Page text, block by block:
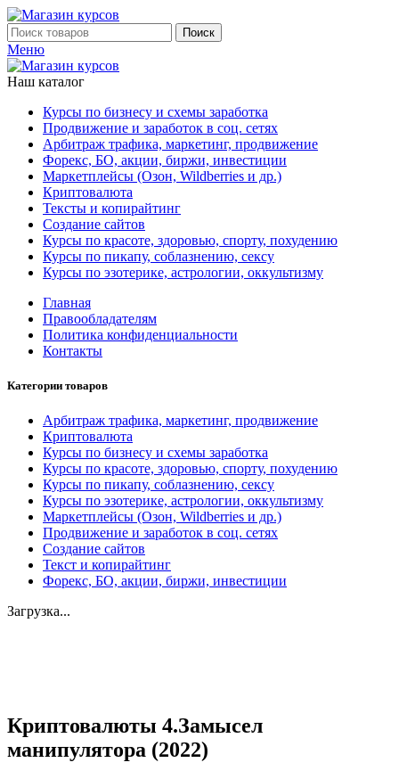
Поиск
Меню
Наш каталог
Курсы по бизнесу и схемы заработка
Продвижение и заработок в соц. сетях
Арбитраж трафика, маркетинг, продвижение
Форекс, БО, акции, биржи, инвестиции
Маркетплейсы (Озон, Wildberries и др.)
Криптовалюта
Тексты и копирайтинг
Создание сайтов
Курсы по красоте, здоровью, спорту, похудению
Курсы по пикапу, соблазнению, сексу
Курсы по эзотерике, астрологии, оккультизму
Главная
Правообладателям
Политика конфиденциальности
Контакты
Категории товаров
Арбитраж трафика, маркетинг, продвижение
Криптовалюта
Курсы по бизнесу и схемы заработка
Курсы по красоте, здоровью, спорту, похудению
Курсы по пикапу, соблазнению, сексу
Курсы по эзотерике, астрологии, оккультизму
Маркетплейсы (Озон, Wildberries и др.)
Продвижение и заработок в соц. сетях
Создание сайтов
Текст и копирайтинг
Форекс, БО, акции, биржи, инвестиции
Загрузка...
Криптовалюты 4.Замысел
манипулятора (2022)